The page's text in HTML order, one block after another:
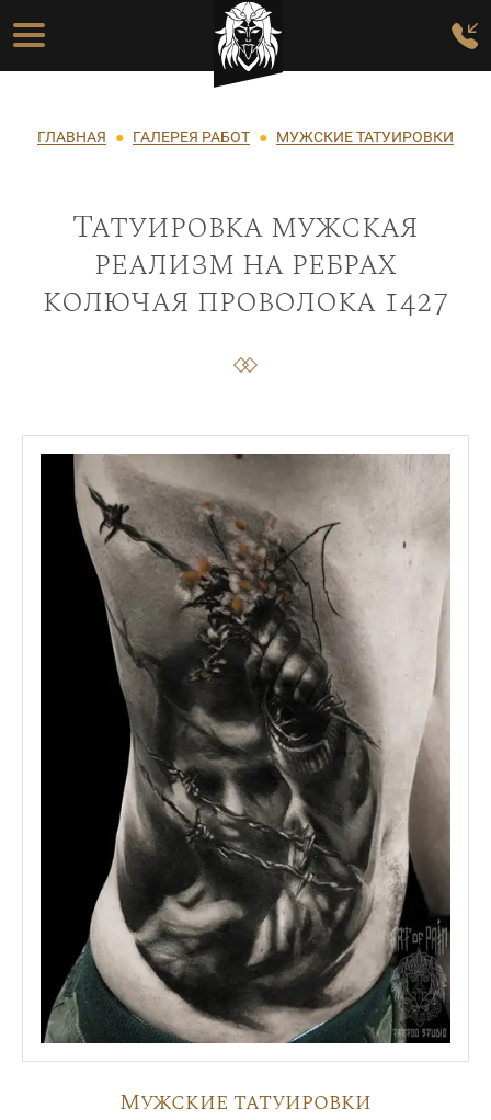
Перейти к основному содержанию
Основная навигация
Строка навигации
ГЛАВНАЯ ГАЛЕРЕЯ РАБОТ МУЖСКИЕ ТАТУИРОВКИ
Татуировка мужская
реализм на ребрах
колючая проволока 1427
Мужские татуировки